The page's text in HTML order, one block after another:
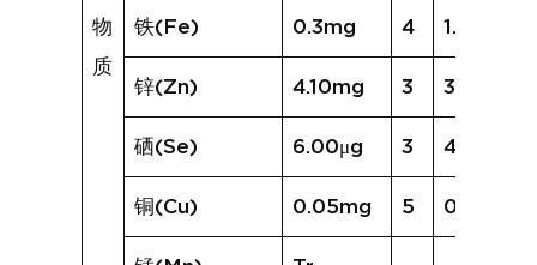
物
质
铁(Fe) 0.3mg 4 1.2mg
锌(Zn) 4.10mg 3 3.61mg
硒(Se) 6.00μg 3 4.43μg
铜(Cu) 0.05mg 5 0.10mg